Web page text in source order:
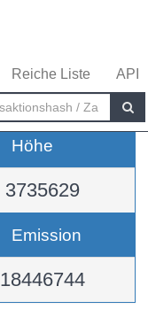
Reiche Liste API
Höhe
3735629
Emission
18446744